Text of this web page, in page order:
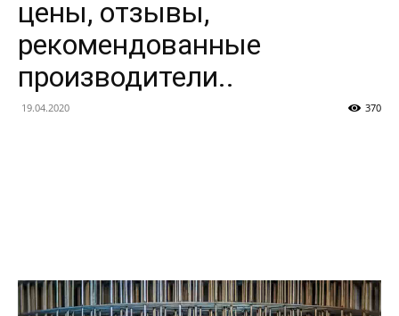
портал
цены, отзывы,
рекомендованные
производители..
19.04.2020 370